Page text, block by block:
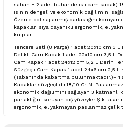
sahan + 2 adet buhar delikli cam kapak)
Isının dengeli ve ekonomik dağılımını
Özenle polisajlanmış parlaklığını koruyan
kapaklar Isıya dayanıklı ergonomik, el
kulplar
Tencere Seti (8 Parça) 1 adet 20x10 cm 3
Delikli Cam Kapak 1 adet 22x10 cm 3,5 L
Cam Kapak 1 adet 24x12 cm 5,2 L Derin
Süzgeçli Cam Kapak 1 adet 24x6 cm 2,5 L
(Tabanında kabartma bulunmaktadır.)–
Kapaklar süzgeçlidir.18/10 Cr-Ni
ekonomik dağılımını sağlayan 3
parlaklığını koruyan dış yüzeyler Şık
ergonomik, el yakmayan paslanmaz çelik